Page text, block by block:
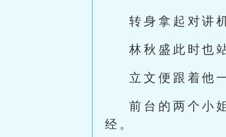
转身拿起对讲
林秋盛此时也
立文便跟着他
前台的两个小
经。